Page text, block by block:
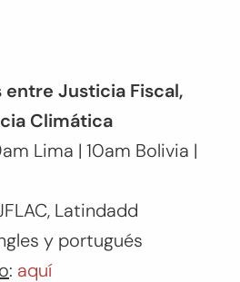
Justicia Fiscal,
Climática
Lima | 10am Bolivia |
Latindadd
y portugués
: aquí